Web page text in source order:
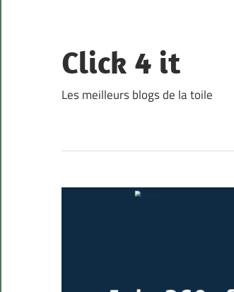
content
Click 4 it
Les meilleurs blogs de la toile